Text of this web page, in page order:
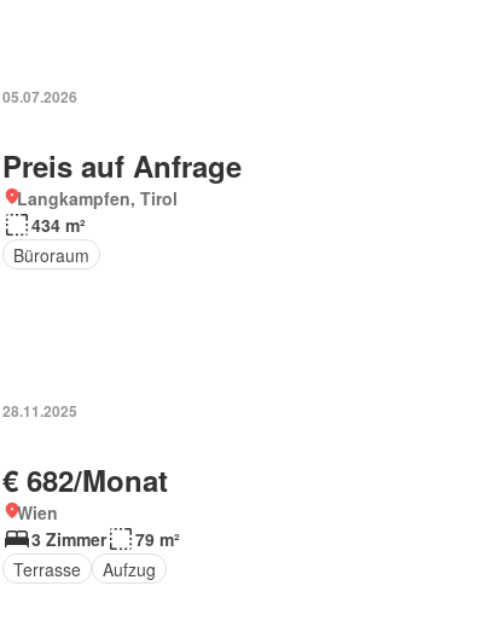
05.07.2026
Preis auf Anfrage
Langkampfen, Tirol
434 m²
Büroraum
28.11.2025
€ 682/Monat
Wien
3 Zimmer
79 m²
Terrasse
Aufzug